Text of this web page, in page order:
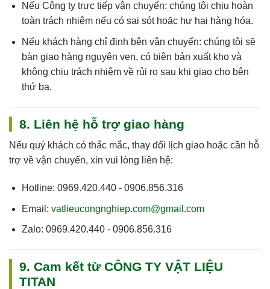
Nếu Công ty trực tiếp vận chuyển: chúng tôi chịu hoàn
toàn trách nhiệmnếu có sai sót hoặc hư hại hàng hóa.
Nếu khách hàng chỉ định bên vận chuyển: chúng tôi sẽ
bàn giao hàng nguyên vẹn, có biên bản xuất kho và
không chịu trách nhiệm về rủi ro sau khi giao cho bên
thứ ba.
8. Liên hệ hỗ trợ giao hàng
Nếu quý khách có thắc mắc, thay đổi lịch giao hoặc cần hỗ
trợ về vận chuyển, xin vui lòng liên hệ:
Hotline: 0969.420.440 - 0906.856.316
Email: vatlieucongnghiep.com@gmail.com
Zalo: 0969.420.440 - 0906.856.316
9. Cam kết từ CÔNG TY VẬT LIỆU
TITAN